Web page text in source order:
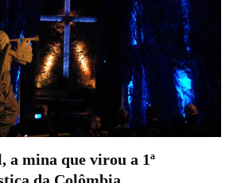
a mina que virou a 1ª
da Colômbia